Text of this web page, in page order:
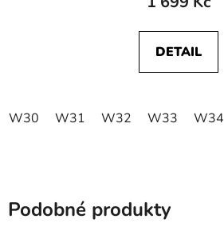
DETAIL
W30 W31 W32 W33 W34
Podobné produkty